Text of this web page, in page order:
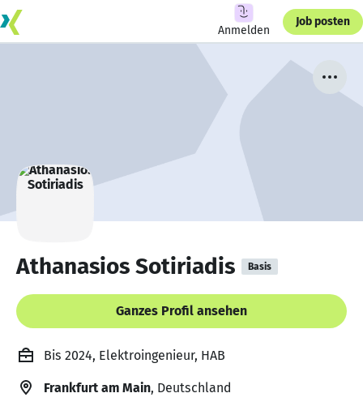
Anmelden
Job posten
Athanasios Sotiriadis Basis
Ganzes Profil ansehen
Bis 2024, Elektroingenieur, HAB
Frankfurt am Main, Deutschland